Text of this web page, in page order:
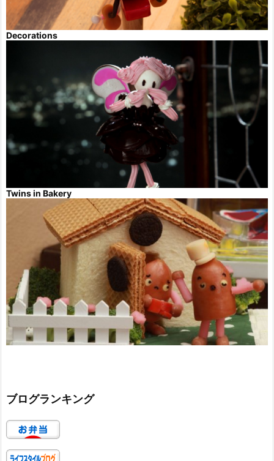
Decorations
Twins in Bakery
ブログランキング